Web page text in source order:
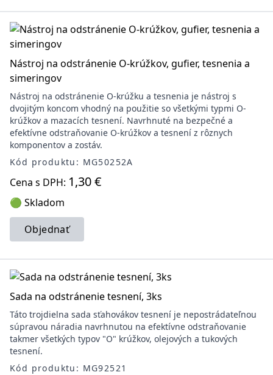
Nástroj na odstránenie O-krúžkov, gufier, tesnenia a
simeringov
Nástroj na odstránenie O-krúžku a tesnenia je nástroj s
dvojitým koncom vhodný na použitie so všetkými typmi O-
krúžkov a mazacích tesnení. Navrhnuté na bezpečné a
efektívne odstraňovanie O-krúžkov a tesnení z rôznych
komponentov a zostáv.
Kód produktu: MG50252A
Cena s DPH: 1,30 €
🟢 Skladom
Objednať
Sada na odstránenie tesnení, 3ks
Táto trojdielna sada sťahovákov tesnení je nepostrádateľnou
súpravou náradia navrhnutou na efektívne odstraňovanie
takmer všetkých typov "O" krúžkov, olejových a tukových
tesnení.
Kód produktu: MG92521